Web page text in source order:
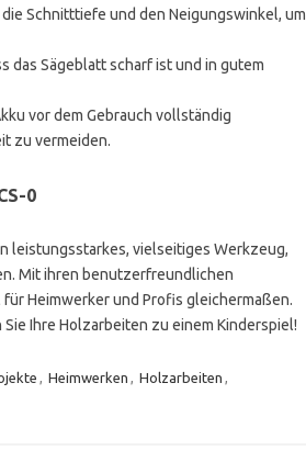
Schnitttiefe und den Neigungswinkel, um
das Sägeblatt scharf ist und in gutem
vor dem Gebrauch vollständig
zu vermeiden.
0
leistungsstarkes, vielseitiges Werkzeug,
Mit ihren benutzerfreundlichen
Heimwerker und Profis gleichermaßen.
Ihre Holzarbeiten zu einem Kinderspiel!
, Heimwerken , Holzarbeiten ,